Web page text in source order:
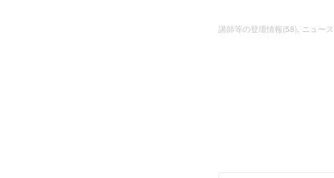
講師等の登壇情報(58) ニュース